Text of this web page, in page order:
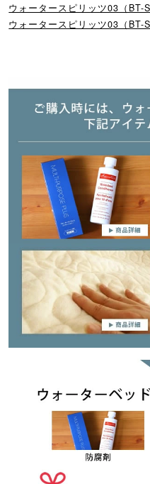
ウォータースピリッツ03（BT-
ウォータースピリッツ03（BT-